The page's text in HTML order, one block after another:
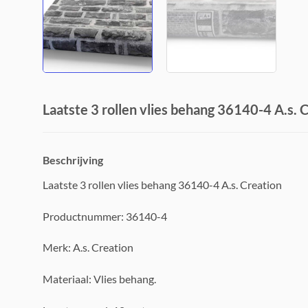
Laatste 3 rollen vlies behang 36140-4 A.s.
Beschrijving
Laatste 3 rollen vlies behang 36140-4 A.s. Creation
Productnummer: 36140-4
Merk: A.s. Creation
Materiaal: Vlies behang.